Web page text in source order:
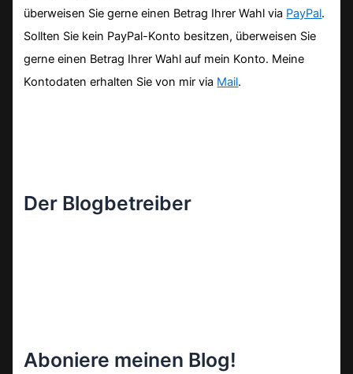
überweisen Sie gerne einen Betrag Ihrer Wahl via PayPal.
Sollten Sie kein PayPal-Konto besitzen, überweisen Sie
gerne einen Betrag Ihrer Wahl auf mein Konto. Meine
Kontodaten erhalten Sie von mir via Mail.
Der Blogbetreiber
Aboniere meinen Blog!